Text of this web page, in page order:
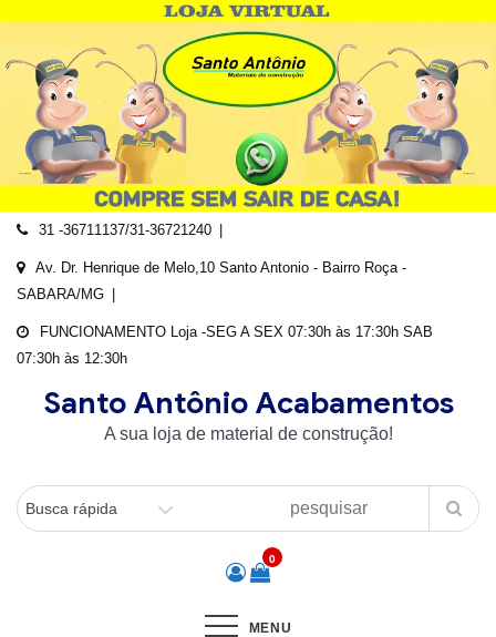
content
31 -36711137/31-36721240
Av. Dr. Henrique de Melo,10 Santo Antonio - Bairro Roça -
SABARA/MG
FUNCIONAMENTO Loja -SEG A SEX 07:30h às 17:30h SAB
07:30h às 12:30h
Santo Antônio Acabamentos
A sua loja de material de construção!
0
MENU